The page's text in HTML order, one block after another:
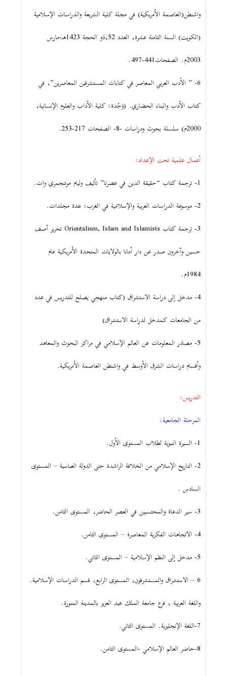
واشنطن(العاصمة الأمريكية) في مجلة كلية الشريعة والدراسات الإسلامية
(الكويت) السنة الثامنة عشرة، العدد 52،ذو الحجة 1423هـ-مارس
2003م. الصفحات441-497.
6- ” الأدب العربي المعاصر في كتابات المستشرقين المعاصرين”، في
كتاب الأدب والبناء الحضاري. (وَجْدة: كلية الآداب والعلوم الإنسانية،
2000م) سلسلة بحوث ودراسات -8- الصفحات 217-253.
أعمال علمية تحت الإعداد:
1- ترجمة كتاب “حقيقة الدين في عصرنا” تأليف وليام مونتجمري وات.
2- موسوعة الدراسات العربية والإسلامية في الغرب: عدة مجلدات.
3- ترجمة كتاب Orientalism, Islam and Islamists تحرير آصف
حسين وآخرون صدر عن دار أمانا بالولايات المتحدة الأمريكية عام
1984م.
4- مدخل إلى دراسة الاستشراق (كتاب منهجي يصلح للتدريس في عدد
من الجامعات كمدخل لدراسة الاستشراق)
5- مصادر المعلومات عن العالم الإسلامي في مراكز البحوث والمعاهد
وأقسام دراسات الشرق الأوسط في واشنطن العاصمة الأمريكية.
التدريس:
المرحلة الجامعية:
1- السيرة النبوية لطلاب المستوى الأول.
2- التاريخ الإسلامي من الخلافة الراشدة حتى الدولة العباسية – المستوى
السادس .
3- سير الدعاة والمحتسبين في العصر الحاضر، المستوى الثامن.
4- الاتجاهات الفكرية المعاصرة – المستوى الثامن.
5- مدخل إلى النظم الإسلامية – المستوى الثاني.
6 – الاستشراق والمستشرقون، المستوى الرابع، قسم الدراسات الإسلامية.
واللغة العربية ، فرع جامعة الملك عبد العزيز بالمدينة المنورة.
7-اللغة الإنجليزية. المستوى الثاني.
8-حاضر العالم الإسلامي -المستوى الثامن.